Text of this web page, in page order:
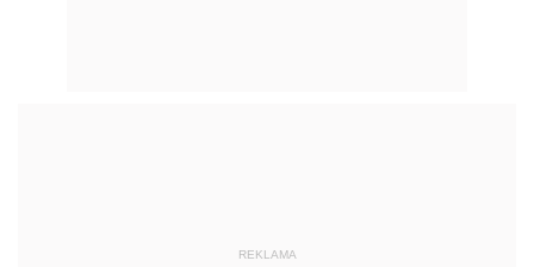
REKLAMA